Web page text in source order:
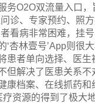
O2O双流量入口
诊、专家预约、照
看病非常困难，挂
杏林壹号’App则很
患者单向选择、医
解决了医患关系不
康档案、在线抓药
资源的得到了极大地